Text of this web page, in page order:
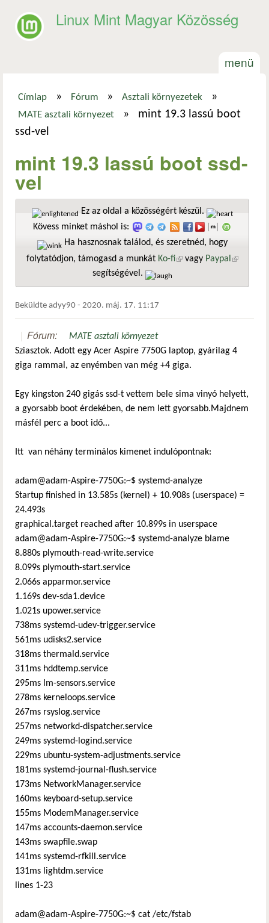
Linux Mint Magyar Közösség
menü
Jelenlegi hely
Címlap » Fórum » Asztali környezetek »
MATE asztali környezet »
mint 19.3 lassú boot
ssd-vel
mint 19.3 lassú boot ssd-
vel
Ez az oldal a közösségért készül.
Kövess minket máshol is:
Ha hasznosnak találod, és szeretnéd, hogy
folytatódjon, támogasd a munkát Ko-fi(külső hivatkozás)
vagy Paypal
segítségével.
Beküldte adyy90 - 2020. máj. 17. 11:17
Fórum:
MATE asztali környezet
Sziasztok. Adott egy Acer Aspire 7750G laptop, gyárilag 4
giga rammal, az enyémben van még +4 giga.
Egy kingston 240 gigás ssd-t vettem bele sima vinyó helyett,
a gyorsabb boot érdekében, de nem lett gyorsabb.Majdnem
másfél perc a boot idő...
Itt van néhány terminálos kimenet indulópontnak:
adam@adam-Aspire-7750G:~$ systemd-analyze
Startup finished in 13.585s (kernel) + 10.908s (userspace) =
24.493s
graphical.target reached after 10.899s in userspace
adam@adam-Aspire-7750G:~$ systemd-analyze blame
8.880s plymouth-read-write.service
8.099s plymouth-start.service
2.066s apparmor.service
1.169s dev-sda1.device
1.021s upower.service
738ms systemd-udev-trigger.service
561ms udisks2.service
318ms thermald.service
311ms hddtemp.service
295ms lm-sensors.service
278ms kerneloops.service
267ms rsyslog.service
257ms networkd-dispatcher.service
249ms systemd-logind.service
229ms ubuntu-system-adjustments.service
181ms systemd-journal-flush.service
173ms NetworkManager.service
160ms keyboard-setup.service
155ms ModemManager.service
147ms accounts-daemon.service
143ms swapfile.swap
141ms systemd-rfkill.service
131ms lightdm.service
lines 1-23
adam@adam-Aspire-7750G:~$ cat /etc/fstab